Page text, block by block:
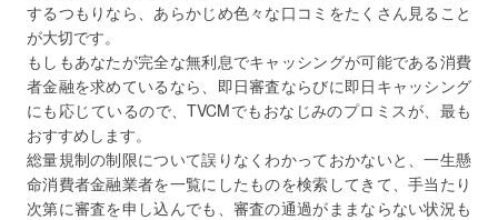
するつもりなら、あらかじめ色々な口コミをたくさん見ること
が大切です。
もしもあなたが完全な無利息でキャッシングが可能である消費
者金融を求めているなら、即日審査ならびに即日キャッシング
にも応じているので、TVCMでもおなじみのプロミスが、最も
おすすめします。
総量規制の制限について誤りなくわかっておかないと、一生懸
命消費者金融業者を一覧にしたものを検索してきて、手当たり
次第に審査を申し込んでも、審査の通過がままならない状況も